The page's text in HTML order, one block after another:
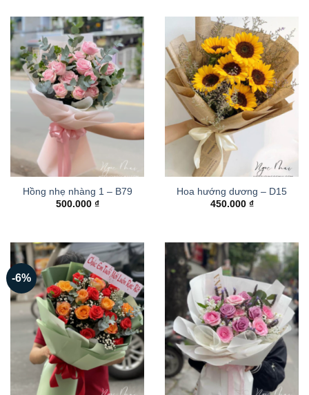
Hồng nhẹ nhàng 1 – B79
500.000 ₫
Hoa hướng dương – D15
450.000 ₫
-6%